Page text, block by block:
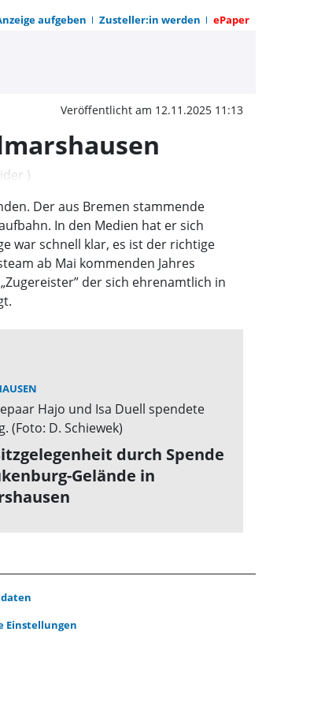
aufgeben Zusteller:in werden ePaper
gefunden für
Veröffentlicht am 12.11.2025 11:13
Der aus Bremen stammende
In den Medien hat er sich
war schnell klar, es ist der richtige
ab Mai kommenden Jahres
der sich ehrenamtlich in
durch Spende
Gelände in
Einstellungen